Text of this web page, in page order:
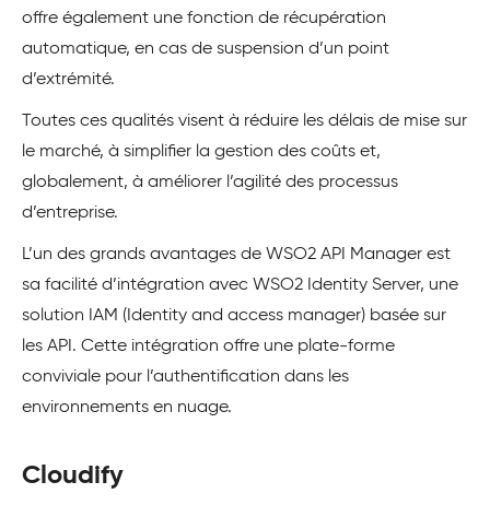
offre également une fonction de récupération
automatique, en cas de suspension d’un point
d’extrémité.
Toutes ces qualités visent à réduire les délais de mise sur
le marché, à simplifier la gestion des coûts et,
globalement, à améliorer l’agilité des processus
d’entreprise.
L’un des grands avantages de WSO2 API Manager est
sa facilité d’intégration avec WSO2 Identity Server, une
solution IAM (Identity and access manager) basée sur
les API. Cette intégration offre une plate-forme
conviviale pour l’authentification dans les
environnements en nuage.
Cloudify